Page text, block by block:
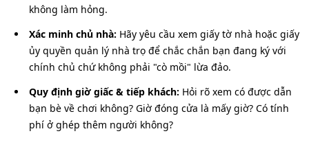
không làm hỏng.
Xác minh chủ nhà: Hãy yêu cầu xem giấy tờ nhà hoặc giấy
ủy quyền quản lý nhà trọ để chắc chắn bạn đang ký với
chính chủ chứ không phải "cò mồi" lừa đảo.
Quy định giờ giấc & tiếp khách: Hỏi rõ xem có được dẫn
bạn bè về chơi không? Giờ đóng cửa là mấy giờ? Có tính
phí ở ghép thêm người không?